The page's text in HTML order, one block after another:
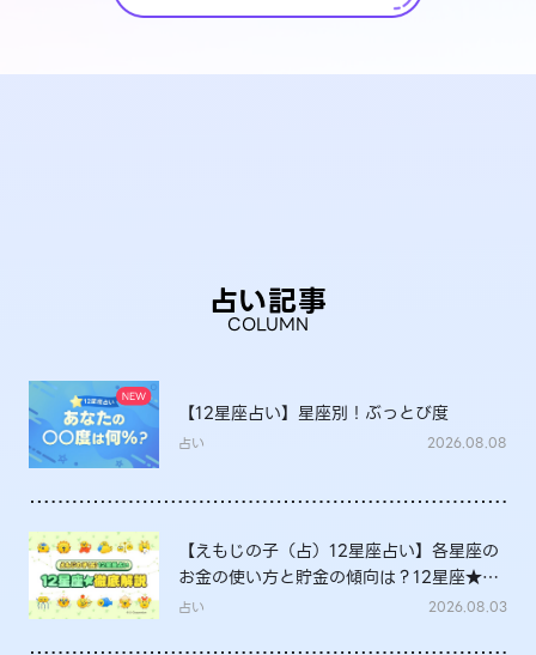
占い記事
COLUMN
【12星座占い】星座別！ぶっとび度
占い 2026.08.08
【えもじの子（占）12星座占い】各星座の
お金の使い方と貯金の傾向は？12星座★徹
底解説
占い 2026.08.03